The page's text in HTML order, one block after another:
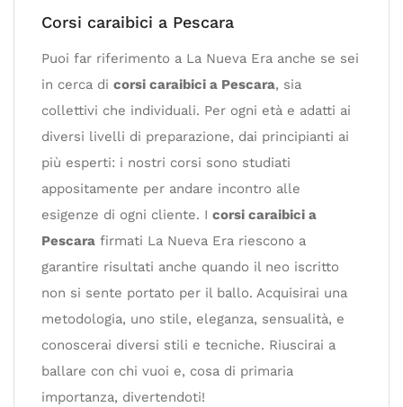
Corsi caraibici a Pescara
Puoi far riferimento a La Nueva Era anche se sei
in cerca di corsi caraibici a Pescara, sia
collettivi che individuali. Per ogni età e adatti ai
diversi livelli di preparazione, dai principianti ai
più esperti: i nostri corsi sono studiati
appositamente per andare incontro alle
esigenze di ogni cliente. I corsi caraibici a
Pescara firmati La Nueva Era riescono a
garantire risultati anche quando il neo iscritto
non si sente portato per il ballo. Acquisirai una
metodologia, uno stile, eleganza, sensualità, e
conoscerai diversi stili e tecniche. Riuscirai a
ballare con chi vuoi e, cosa di primaria
importanza, divertendoti!